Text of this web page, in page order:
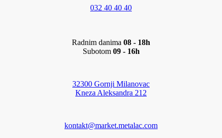
032 40 40 40
Radnim danima 08 - 18h
Subotom 09 - 16h
32300 Gornji Milanovac
Kneza Aleksandra 212
kontakt@market.metalac.com